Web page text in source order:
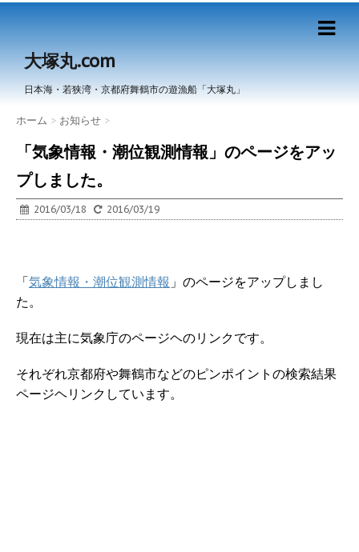
大塚丸.com
日本海・若狭湾・京都府舞鶴市の遊漁船「大塚丸」
ホーム > お知らせ >
「気象情報・潮位観測情報」のページをアッ
プしました。
2016/03/18 2016/03/19
「気象情報・潮位観測情報 」のページをアップしまし
た。
現在は主に気象庁のページヘのリンクです。
それぞれ京都府や舞鶴市などのピンポイントの検索結果
ページヘリンクしています。